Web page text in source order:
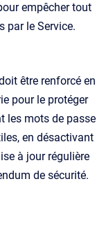
empêcher tout
par le Service.
être renforcé en
pour le protéger
les mots de passe
en désactivant
à jour régulière
de sécurité.